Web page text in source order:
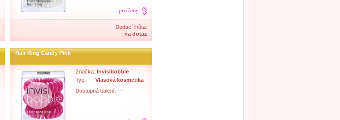
Dodací lhůta:
na dotaz
Hair Ring Candy Pink
Značka: Invisibobble
Typ:
Vlasová kosmetika
Dostupná balení: ---